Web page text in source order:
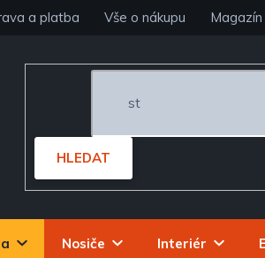
a platba Vše o nákupu Magazín
HLEDAT
Nosiče Interiér